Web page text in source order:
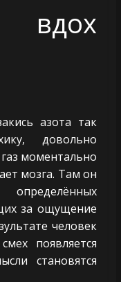
вдох
азота так
довольно
моментально
мозга. Там он
за ощущение
человек
появляется
становятся